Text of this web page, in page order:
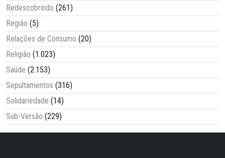
Redescobrindo (261)
Região (5)
Relações de Consumo (20)
Religião (1.023)
Saúde (2.153)
Sepultamentos (316)
Solidariedade (14)
Sub-Versão (229)